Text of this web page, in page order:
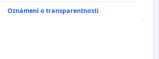
Oznámení o transparentnosti